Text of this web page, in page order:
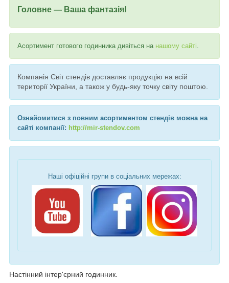
Головне — Ваша фантазія!
Асортимент готового годинника дивіться на нашому сайті
Компанія Світ стендів доставляє продукцію на всій
території України, а також у будь-яку точку світу поштою.
Ознайомитися з повним асортиментом стендів можна на
сайті компанії: http://mir-stendov.com
Наші офіційні групи в соціальних мережах:
Настінний інтер'єрний годинник.